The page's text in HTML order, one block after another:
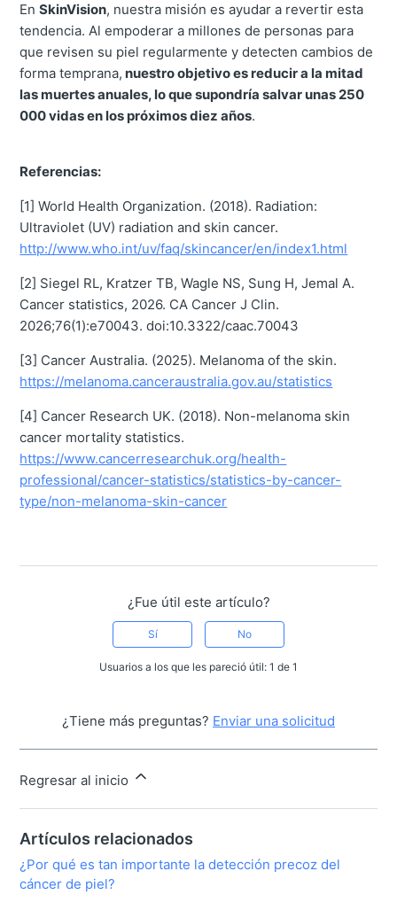
EnSkinVision, nuestra misión es ayudar a revertir esta
tendencia. Al empoderar a millones de personas para
que revisen su piel regularmente y detecten cambios de
forma temprana, nuestro objetivo es reducir a la mitad
las muertes anuales, lo que supondría salvar unas 250
000 vidas en los próximos diez años.
Referencias:
[1] World Health Organization. (2018). Radiation:
Ultraviolet (UV) radiation and skin cancer.
http://www.who.int/uv/faq/skincancer/en/index1.html
[2] Siegel RL, Kratzer TB, Wagle NS, Sung H, Jemal A.
Cancer statistics, 2026. CA Cancer J Clin.
2026;76(1):e70043. doi:10.3322/caac.70043
[3] Cancer Australia. (2025). Melanoma of the skin.
https://melanoma.canceraustralia.gov.au/statistics
[4] Cancer Research UK. (2018). Non-melanoma skin
cancer mortality statistics.
https://www.cancerresearchuk.org/health-
professional/cancer-statistics/statistics-by-cancer-
type/non-melanoma-skin-cancer
¿Fue útil este artículo?
Sí No
Usuarios a los que les pareció útil: 1 de 1
¿Tiene más preguntas? Enviar una solicitud
Regresar al inicio
Artículos relacionados
¿Por qué es tan importante la detección precoz del
cáncer de piel?